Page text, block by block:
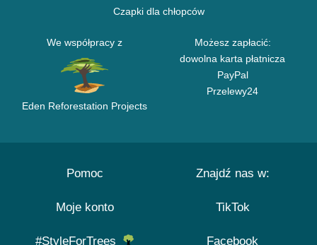
Czapki dla chłopców
We współpracy z
Eden Reforestation Projects
Możesz zapłacić:
dowolna karta płatnicza
PayPal
Przelewy24
Pomoc
Moje konto
#StyleForTrees
Znajdź nas w:
TikTok
Facebook